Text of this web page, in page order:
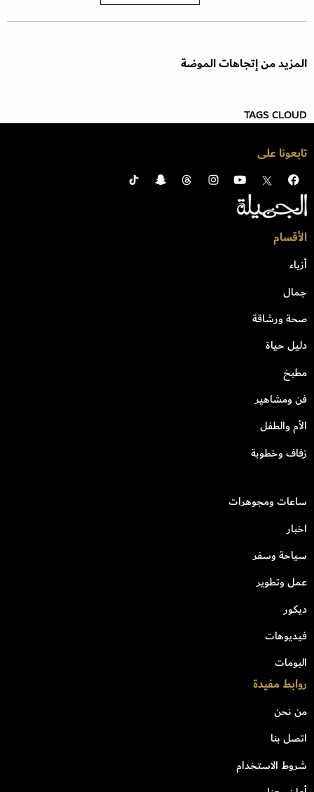
المزيد من إتجاهات الموضة
TAGS CLOUD
تابعونا على
الأقسام
أزياء
جمال
صحة ورشاقة
دليل حياة
مطبخ
فن ومشاهير
الأم والطفل
زفاف وخطوبة
ساعات ومجوهرات
اخبار
سياحة وسفر
عمل وتطوير
ديكور
فيديوهات
البومات
روابط مفيدة
من نحن
اتصل بنا
شروط الاستخدام